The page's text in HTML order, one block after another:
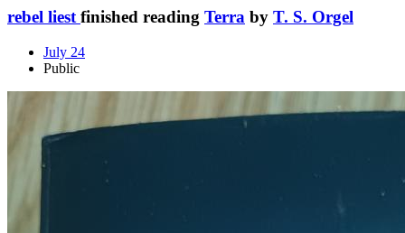
rebel liest finished reading Terra by T. S. Orgel
July 24
Public